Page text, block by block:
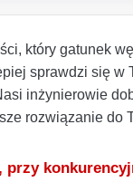
który gatunek
sprawdzi się w
inżynierowie
rozwiązanie do
przy